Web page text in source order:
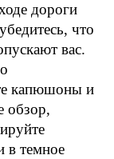
дороги
что
вас.
капюшоны и
обзор,
в темное